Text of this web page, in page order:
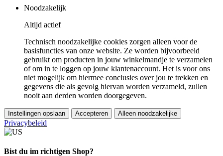
Noodzakelijk
Altijd actief
Technisch noodzakelijke cookies zorgen alleen voor de
basisfuncties van onze website. Ze worden bijvoorbeeld
gebruikt om producten in jouw winkelmandje te verzamelen
of om in te loggen op jouw klantenaccount. Het is voor ons
niet mogelijk om hiermee conclusies over jou te trekken en
gegevens die als gevolg hiervan worden verzameld, zullen
nooit aan derden worden doorgegeven.
Instellingen opslaan Accepteren Alleen noodzakelijke
Privacybeleid
Bist du im richtigen Shop?